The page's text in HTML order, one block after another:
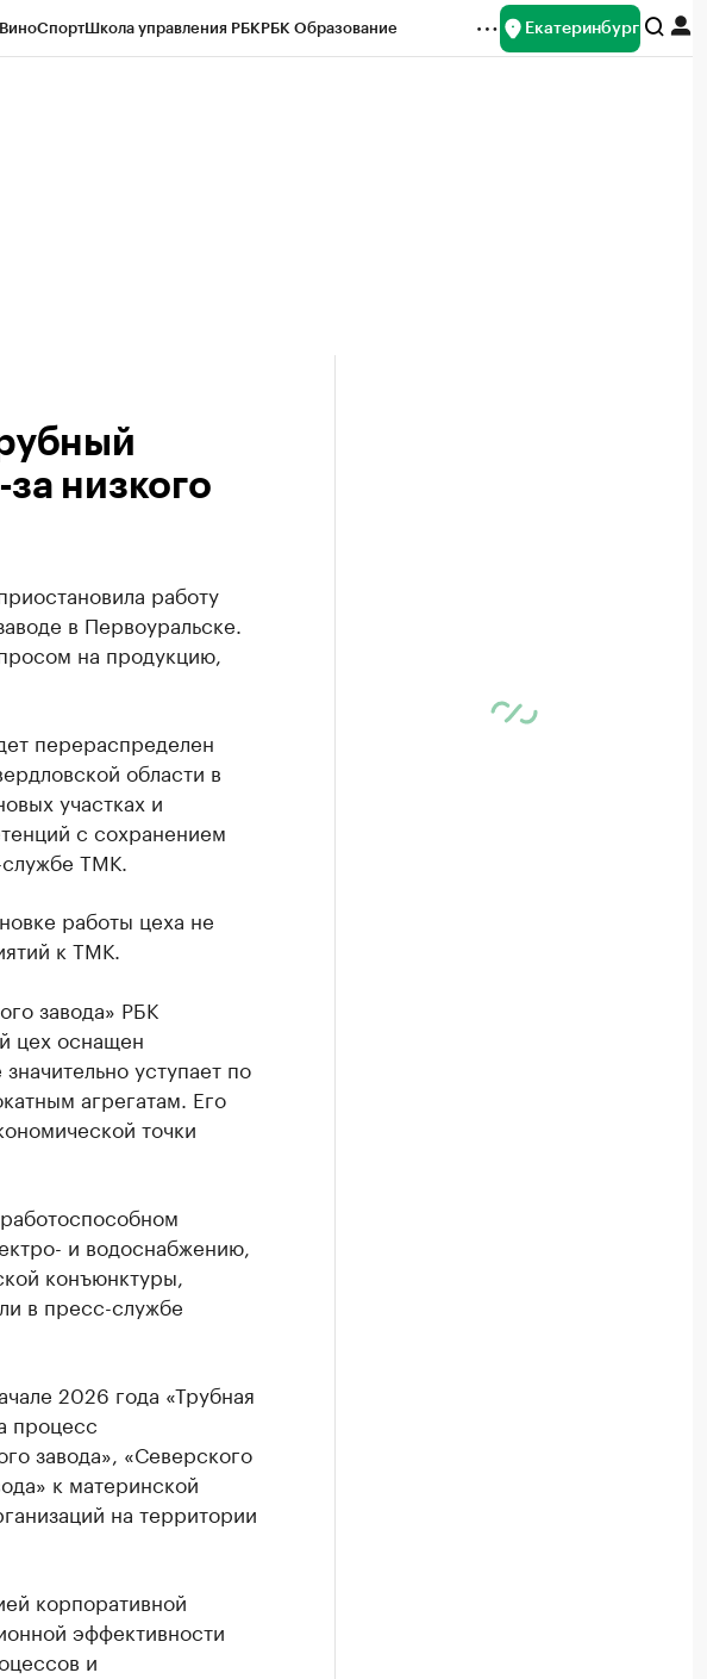
СпортШкола управления РБКРБК Образование Екатеринбург
низкого
работу
в Первоуральске.
на продукцию,
перераспределен
области в
участках и
с сохранением
ТМК.
работы цеха не
к ТМК.
завода» РБК
цех оснащен
уступает по
агрегатам. Его
точки
и водоснабжению,
конъюнктуры,
в пресс-службе
2026 года «Трубная
процесс
завода», «Северского
к материнской
на территории
корпоративной
эффективности
и